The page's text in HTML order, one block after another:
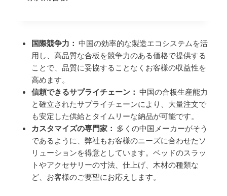
国際競争力： 中国の効率的な製造エコシステムを活
用し、高品質な合板を競争力のある価格で提供する
ことで、品質に妥協することなくお客様の収益性を
高めます。
信頼できるサプライチェーン： 中国の合板生産能力
と確立されたサプライチェーンにより、大量注文で
も安定した供給とタイムリーな納品が可能です。
カスタマイズの専門家： 多くの中国メーカーがそう
であるように、弊社もお客様のニーズに合わせたソ
リューションを得意としています。ベッドのスラッ
トやアクセサリーの寸法、仕上げ、木材の種類な
ど、お客様のご要望にお応えします。